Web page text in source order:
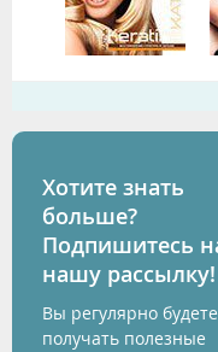
Хотите знать
больше?
Подпишитесь
нашу рассылку!
Вы регулярно будете
получать полезные